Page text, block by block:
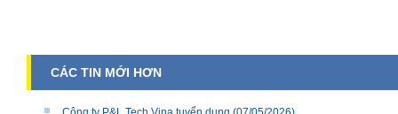
CÁC TIN MỚI HƠN